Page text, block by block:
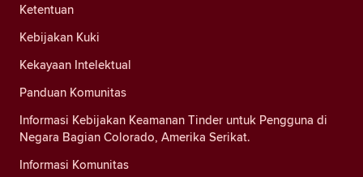
Ketentuan
Kebijakan Kuki
Kekayaan Intelektual
Panduan Komunitas
Informasi Kebijakan Keamanan Tinder untuk Pengguna di
Negara Bagian Colorado, Amerika Serikat.
Informasi Komunitas